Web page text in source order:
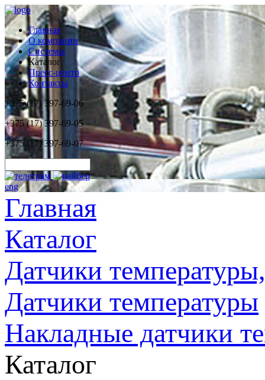
Главная
О компании
Системы
Каталог
Пресс-центр
Контакты
+375 (17) 397-69-06
+375 (17) 397-69-05
+375 (17) 397-69-07
eng
Главная
Каталог
Датчики
Датчики температуры
Накладные датчики
Каталог